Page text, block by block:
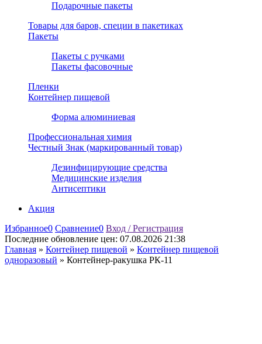
Подарочные пакеты
Товары для баров, специи в пакетиках
Пакеты
Пакеты с ручками
Пакеты фасовочные
Пленки
Контейнер пищевой
Форма алюминиевая
Профессиональная химия
Честный Знак (маркированный товар)
Дезинфицирующие средства
Медицинские изделия
Антисептики
Акция
Избранное0 Сравнение0 Вход / Регистрация
Последние обновление цен: 07.08.2026 21:38
Главная » Контейнер пищевой » Контейнер пищевой
одноразовый » Контейнер-ракушка РК-11